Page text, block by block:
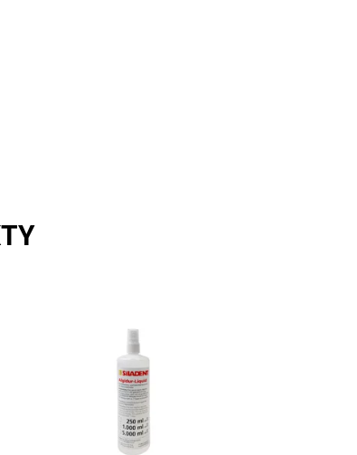
Algidur liquid - neutralizace,
dezinfekce otisků 1l
Skladem u
dodavatele
200741
SILADENT